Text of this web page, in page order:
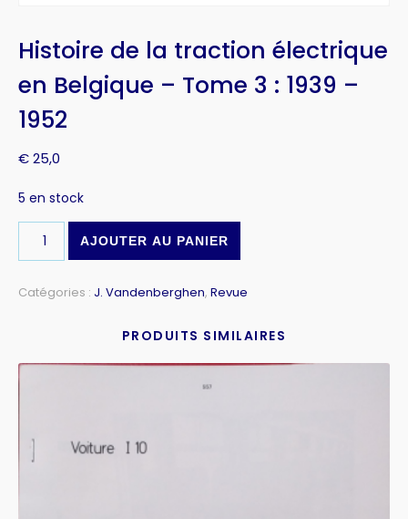
Histoire de la traction électrique
en Belgique – Tome 3 : 1939 –
1952
€25,0
5 en stock
AJOUTER AU PANIER
Catégories : J. Vandenberghen, Revue
PRODUITS SIMILAIRES